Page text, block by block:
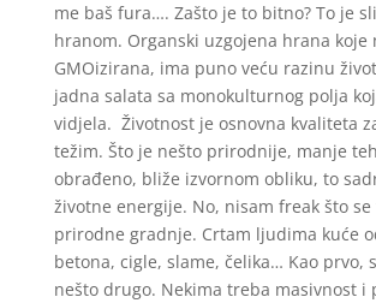
me baš fura…. Zašto je to bitno? To je
hranom. Organski uzgojena hrana koje
GMOizirana, ima puno veću razinu
jadna salata sa monokulturnog polja
vidjela. Životnost je osnovna kvaliteta
težim. Što je nešto prirodnije, manje
obrađeno, bliže izvornom obliku, to
životne energije. No, nisam freak što se
prirodne gradnje. Crtam ljudima kuće
betona, cigle, slame, čelika… Kao prvo,
nešto drugo. Nekima treba masivnost i